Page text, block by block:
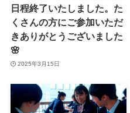
日程終了いたしました。た
くさんの方にご参加いただ
きありがとうございました
🌸
2025年3月15日